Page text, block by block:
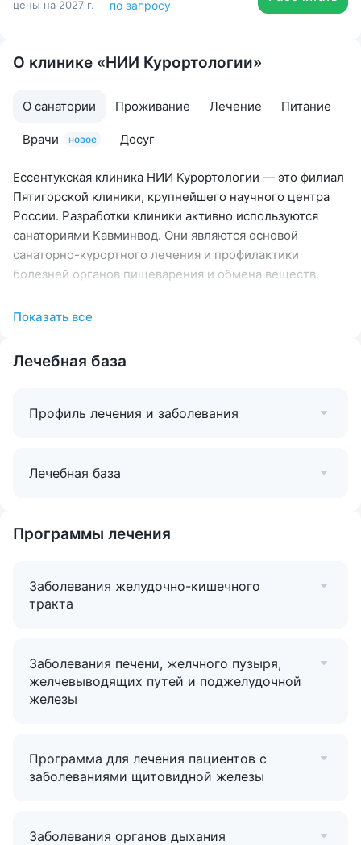
цены на 2027 г. по запросу
О клинике «НИИ Курортологии»
О санатории Проживание Лечение Питание
Врачи новое Досуг
Ессентукская клиника НИИ Курортологии — это филиал
Пятигорской клиники, крупнейшего научного центра
России. Разработки клиники активно используются
санаториями Кавминвод. Они являются основой
санаторно-курортного лечения и профилактики
болезней органов пищеварения и обмена веществ.
расположена в центре курортной зоны города.
Н. А. Семашко» и Николаевские ванны. Расположение
курорта.
Показать все
Лечебная база
Профиль лечения и заболевания
Лечебная база
Программы лечения
Заболевания желудочно-кишечного
тракта
Заболевания печени, желчного пузыря,
желчевыводящих путей и поджелудочной
железы
Программа для лечения пациентов с
заболеваниями щитовидной железы
Заболевания органов дыхания